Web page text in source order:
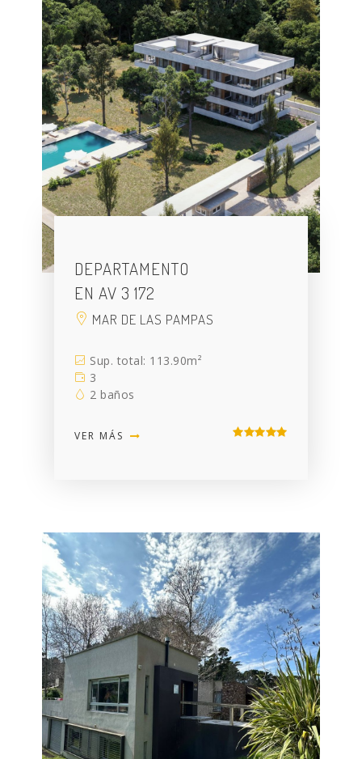
DEPARTAMENTO
EN AV 3 172
MAR DE LAS PAMPAS
Sup. total: 113.90m²
3
2 baños
VER MÁS